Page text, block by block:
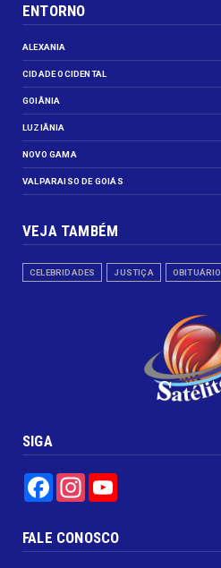
ENTORNO
ALEXANIA
CIDADE OCIDENTAL
GOIÂNIA
LUZIÂNIA
NOVO GAMA
VALPARAISO DE GOIÁS
VEJA TAMBÉM
CELEBRIDADES JUSTIÇA OBITUÁRIO
SIGA
FacebookInstagram
FALE CONOSCO